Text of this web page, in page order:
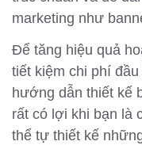
marketing như
Để tăng hiệu quả
tiết kiệm chi phí
hướng dẫn thiết kế
rất có lợi khi bạn là
thể tự thiết kế